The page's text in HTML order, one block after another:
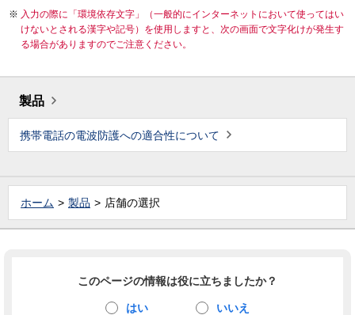
入力の際に「環境依存文字」（一般的にインターネットにおいて使ってはい
けないとされる漢字や記号）を使用しますと、次の画面で文字化けが発生す
る場合がありますのでご注意ください。
製品
携帯電話の電波防護への適合性について
ホーム 製品 店舗の選択
このページの情報は役に立ちましたか？
はい いいえ